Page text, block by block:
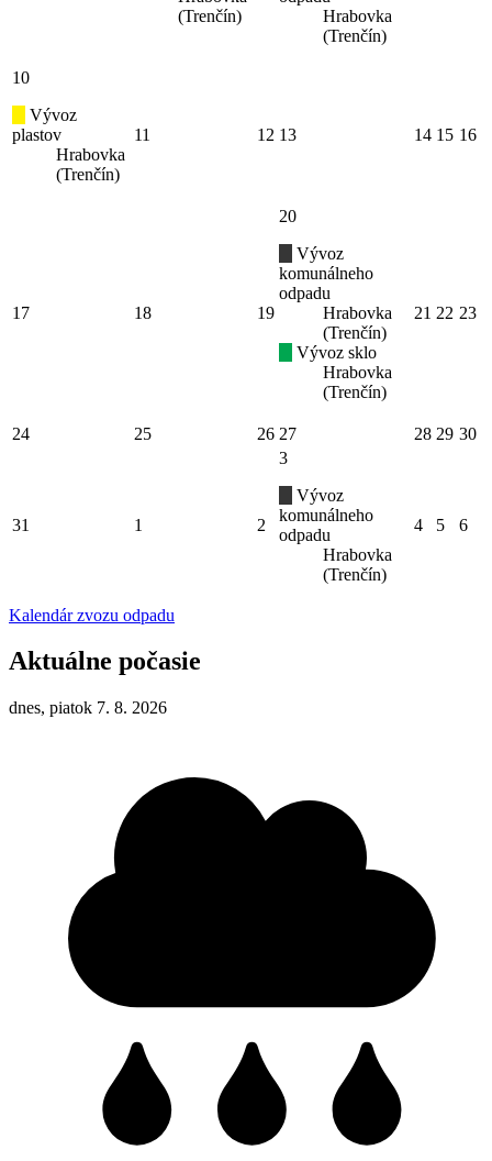
(Trenčín)
Hrabovka
(Trenčín)
10
Vývoz
plastov
Hrabovka
(Trenčín)
11 12 13 14 15 16
17 18 19
20
Vývoz
komunálneho
odpadu
Hrabovka
(Trenčín)
Vývoz sklo
Hrabovka
(Trenčín)
21 22 23
24 25 26 27 28 29 30
31 1 2
3
Vývoz
komunálneho
odpadu
Hrabovka
(Trenčín)
4 5 6
Kalendár zvozu odpadu
Aktuálne počasie
dnes, piatok 7. 8. 2026